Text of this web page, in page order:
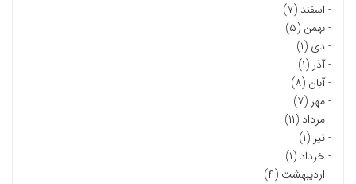
- اسفند (۷)
-بهمن (۵)
- دی (۱)
-آذر (۱)
-آبان (۸)
-مهر (۷)
-مرداد (۱۱)
-تیر (۱)
- خرداد (۱)
- اردیبهشت (۴)